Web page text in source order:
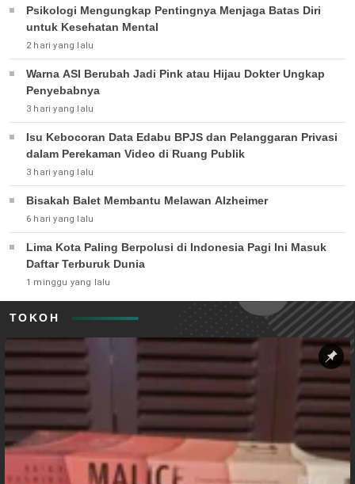
Psikologi Mengungkap Pentingnya Menjaga Batas Diri
untuk Kesehatan Mental
2 hari yang lalu
Warna ASI Berubah Jadi Pink atau Hijau Dokter Ungkap
Penyebabnya
3 hari yang lalu
Isu Kebocoran Data Edabu BPJS dan Pelanggaran Privasi
dalam Perekaman Video di Ruang Publik
3 hari yang lalu
Bisakah Balet Membantu Melawan Alzheimer
6 hari yang lalu
Lima Kota Paling Berpolusi di Indonesia Pagi Ini Masuk
Daftar Terburuk Dunia
1 minggu yang lalu
TOKOH